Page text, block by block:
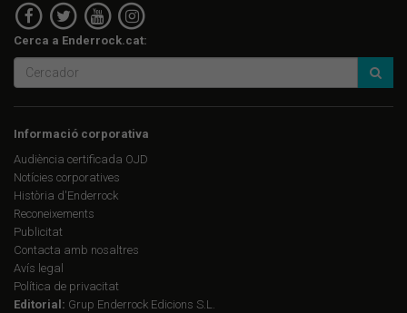
Cerca a Enderrock.cat:
Informació corporativa
Audiència certificada OJD
Notícies corporatives
Història d'Enderrock
Reconeixements
Publicitat
Contacta amb nosaltres
Avís legal
Política de privacitat
Editorial: Grup Enderrock Edicions S.L.